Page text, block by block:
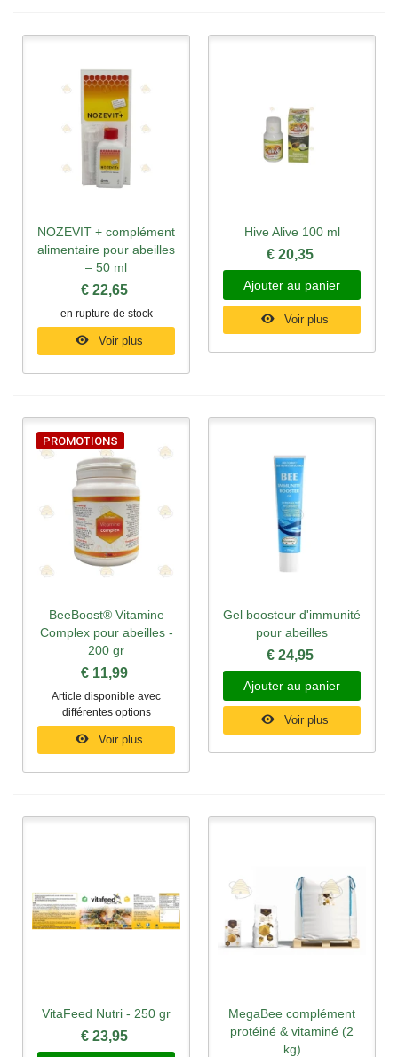
NOZEVIT + complément
alimentaire pour abeilles
– 50 ml
€ 22,65
en rupture de stock
Voir plus
Hive Alive 100 ml
€ 20,35
Ajouter au panier
Voir plus
PROMOTIONS
BeeBoost® Vitamine
Complex pour abeilles -
200 gr
€ 11,99
Article disponible avec
différentes options
Voir plus
Gel boosteur d'immunité
pour abeilles
€ 24,95
Ajouter au panier
Voir plus
VitaFeed Nutri - 250 gr
€ 23,95
MegaBee complément
protéiné & vitaminé (2
kg)